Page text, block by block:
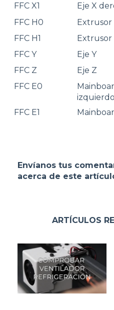
FFC X1
Eje X
FFC H0
FFC H1
FFC Y
Eje Y
FFC Z
Eje Z
FFC E0
izquierdo
FFC E1
Envíanos tus
acerca de este
ARTÍCULOS